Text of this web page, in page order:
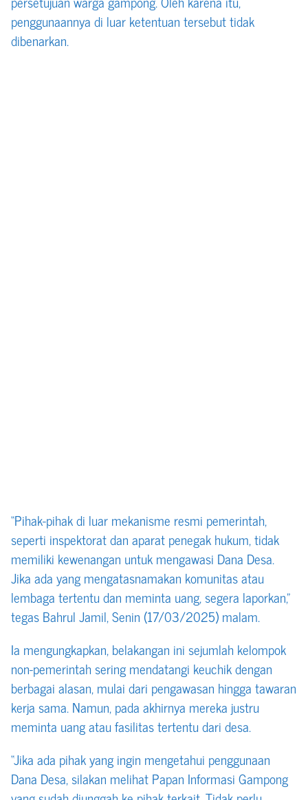
penggunaannya di luar ketentuan tersebut tidak
dibenarkan.
“Pihak-pihak di luar mekanisme resmi pemerintah,
seperti inspektorat dan aparat penegak hukum, tidak
memiliki kewenangan untuk mengawasi Dana Desa.
Jika ada yang mengatasnamakan komunitas atau
lembaga tertentu dan meminta uang, segera laporkan,”
tegas Bahrul Jamil, Senin (17/03/2025) malam.
Ia mengungkapkan, belakangan ini sejumlah kelompok
non-pemerintah sering mendatangi keuchik dengan
berbagai alasan, mulai dari pengawasan hingga tawaran
kerja sama. Namun, pada akhirnya mereka justru
meminta uang atau fasilitas tertentu dari desa.
“Jika ada pihak yang ingin mengetahui penggunaan
Dana Desa, silakan melihat Papan Informasi Gampong